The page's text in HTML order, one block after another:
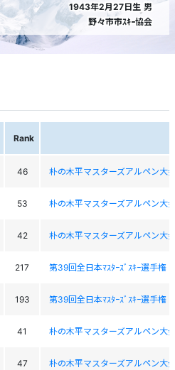
1943年2月27日生 男
野々市市ｽｷｰ協会
Rank
46 朴の木平マスターズアルペン大
53 朴の木平マスターズアルペン大
42 朴の木平マスターズアルペン大
217 第39回全日本ﾏｽﾀｰｽﾞｽｷｰ選手権
193 第39回全日本ﾏｽﾀｰｽﾞｽｷｰ選手権
41 朴の木平マスターズアルペン大
47 朴の木平マスターズアルペン大